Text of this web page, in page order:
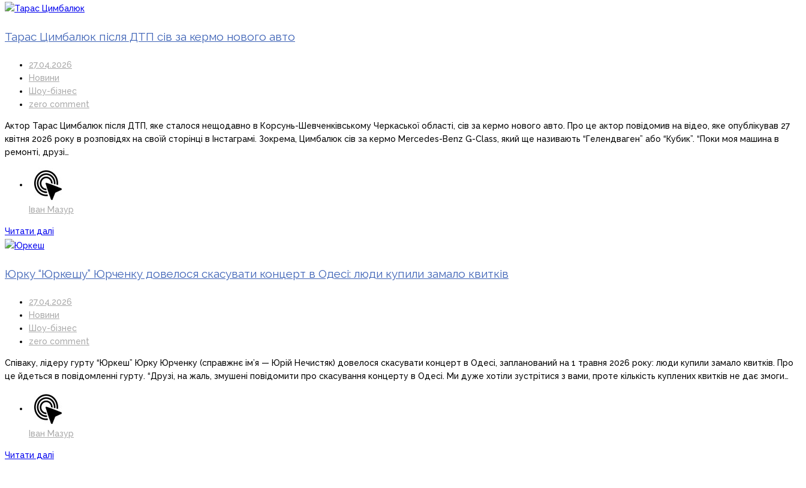
Тарас Цимбалюк після ДТП сів за кермо нового авто
27.04.2026
Новини
Шоу-бізнес
zero comment
Актор Тарас Цимбалюк після ДТП, яке сталося нещодавно в Корсунь-Шевченківському Черкаської області, сів за кермо нового авто. Про це актор повідомив на відео, яке опублікував 27
квітня 2026 року в розповідях на своїй сторінці в Інстаграмі. Зокрема, Цимбалюк сів за кермо Mercedes-Benz G-Class, який ще називають “Гелендваген” або “Кубик”. “Поки моя машина в
ремонті, друзі…
Іван Мазур
Читати далі
Юрку “Юркешу” Юрченку довелося скасувати концерт в Одесі: люди купили замало квитків
27.04.2026
Новини
Шоу-бізнес
zero comment
Співаку, лідеру гурту “Юркеш” Юрку Юрченку (справжнє ім’я — Юрій Нечистяк) довелося скасувати концерт в Одесі, запланований на 1 травня 2026 року: люди купили замало квитків. Про
це йдеться в повідомленні гурту. “Друзі, на жаль, змушені повідомити про скасування концерту в Одесі. Ми дуже хотіли зустрітися з вами, проте кількість куплених квитків не дає змоги…
Іван Мазур
Читати далі